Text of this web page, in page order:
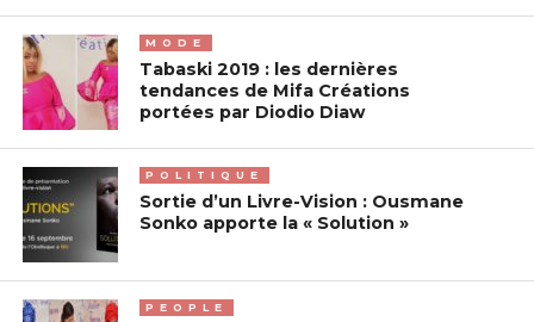
MODE
Tabaski 2019 : les dernières
tendances de Mifa Créations
portées par Diodio Diaw
POLITIQUE
Sortie d’un Livre-Vision : Ousmane
Sonko apporte la « Solution »
PEOPLE